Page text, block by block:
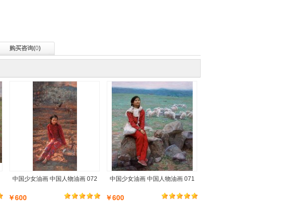
购买咨询(0)
中国少女油画 中国人物油画 072
￥600
中国少女油画 中国人物油画 071
￥600